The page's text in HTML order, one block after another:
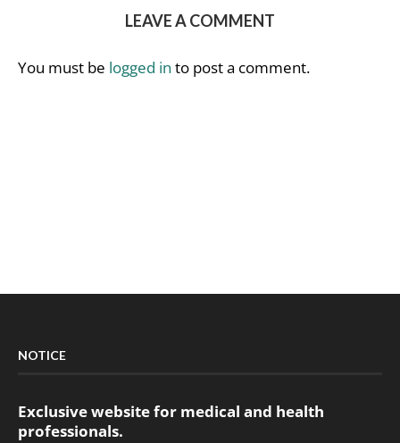
LEAVE A COMMENT
You must be logged in to post a comment.
NOTICE
Exclusive website for medical and health
professionals.